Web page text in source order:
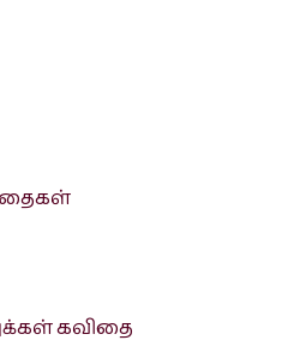
கவிதை